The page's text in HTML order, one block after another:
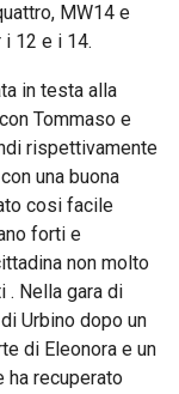
MW14 e
12 e i 14.
in testa alla
Tommaso e
rispettivamente
una buona
cosi facile
forti e
non molto
. Nella gara di
Urbino dopo un
di Eleonora e un
ha recuperato